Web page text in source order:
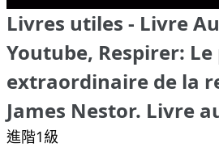
Livres utiles - Livre
Youtube, Respirer:
extraordinaire de la
James Nestor. Livre
進階1級